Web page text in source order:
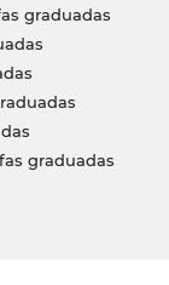
graduadas
graduadas